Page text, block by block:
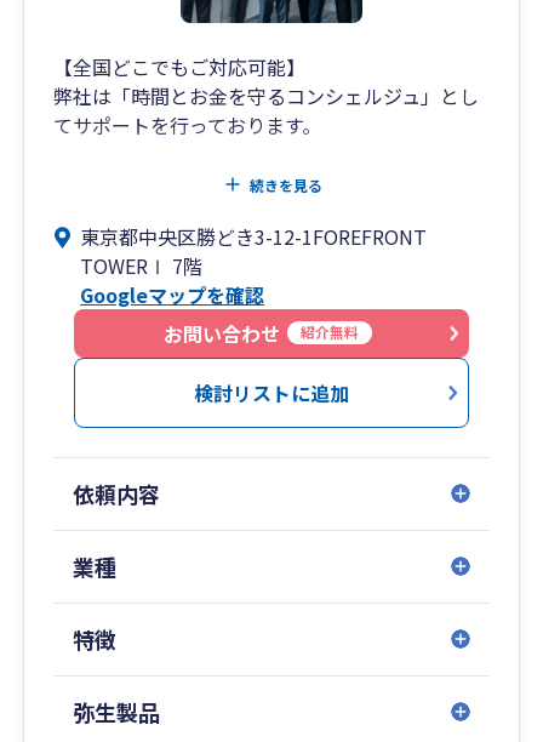
【全国どこでもご対応可能】
弊社は「時間とお金を守るコンシェルジュ」とし
てサポートを行っております。
税務相談・税務業務は当然とし、
させていただき、会計資料の受け渡しやお客様の
事務作業の簡素化をし”時間”をサポート、
長期的な事業計画、短期的な資金・利益計画を一
緒に作成し、融資や節税・補助金等をご案内
し”キャッシュフロー”をサポートいたします。
ポート可能です。
リモート面談も実施しているため、全国のお客様
続きを見る
東京都中央区勝どき3-12-1FOREFRONT
TOWERⅠ 7階
Googleマップを確認
お問い合わせ
紹介無料
検討リストに追加
依頼内容
業種
特徴
弥生製品